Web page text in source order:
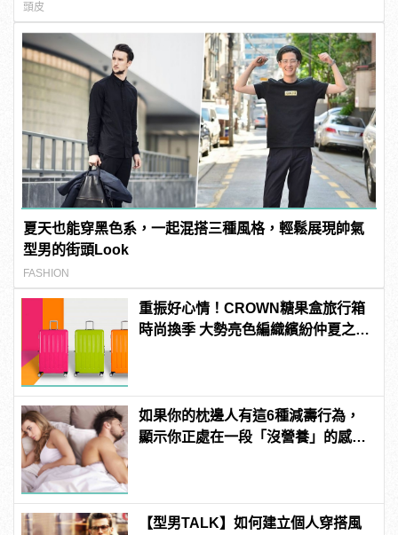
頭皮
夏天也能穿黑色系，一起混搭三種風格，輕鬆展現帥氣
型男的街頭Look
FASHION
重振好心情！CROWN糖果盒旅行箱
時尚換季 大勢亮色編織繽紛仲夏之
如果你的枕邊人有這6種減壽行為，
顯示你正處在一段「沒營養」的感情
【型男TALK】如何建立個人穿搭風